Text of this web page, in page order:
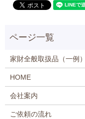
家財全般取扱品（一例）
HOME
会社案内
ご依頼の流れ